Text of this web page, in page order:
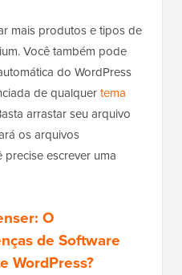
mais produtos e tipos de
Você também pode
do WordPress
de qualquertema
arrastar seu arquivo
os arquivos
precise escrever uma
O
de Software
WordPress?